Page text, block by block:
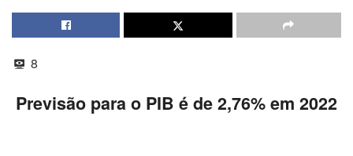
8
Previsão para o PIB é de 2,76% em 2022